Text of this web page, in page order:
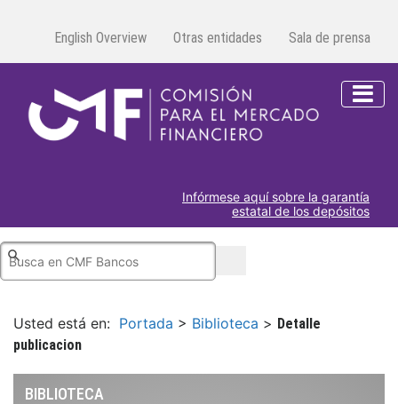
English Overview Otras entidades Sala de prensa
Infórmese aquí sobre la garantía
estatal de los depósitos
Usted está en: Portada > Biblioteca > Detalle
publicacion
BIBLIOTECA